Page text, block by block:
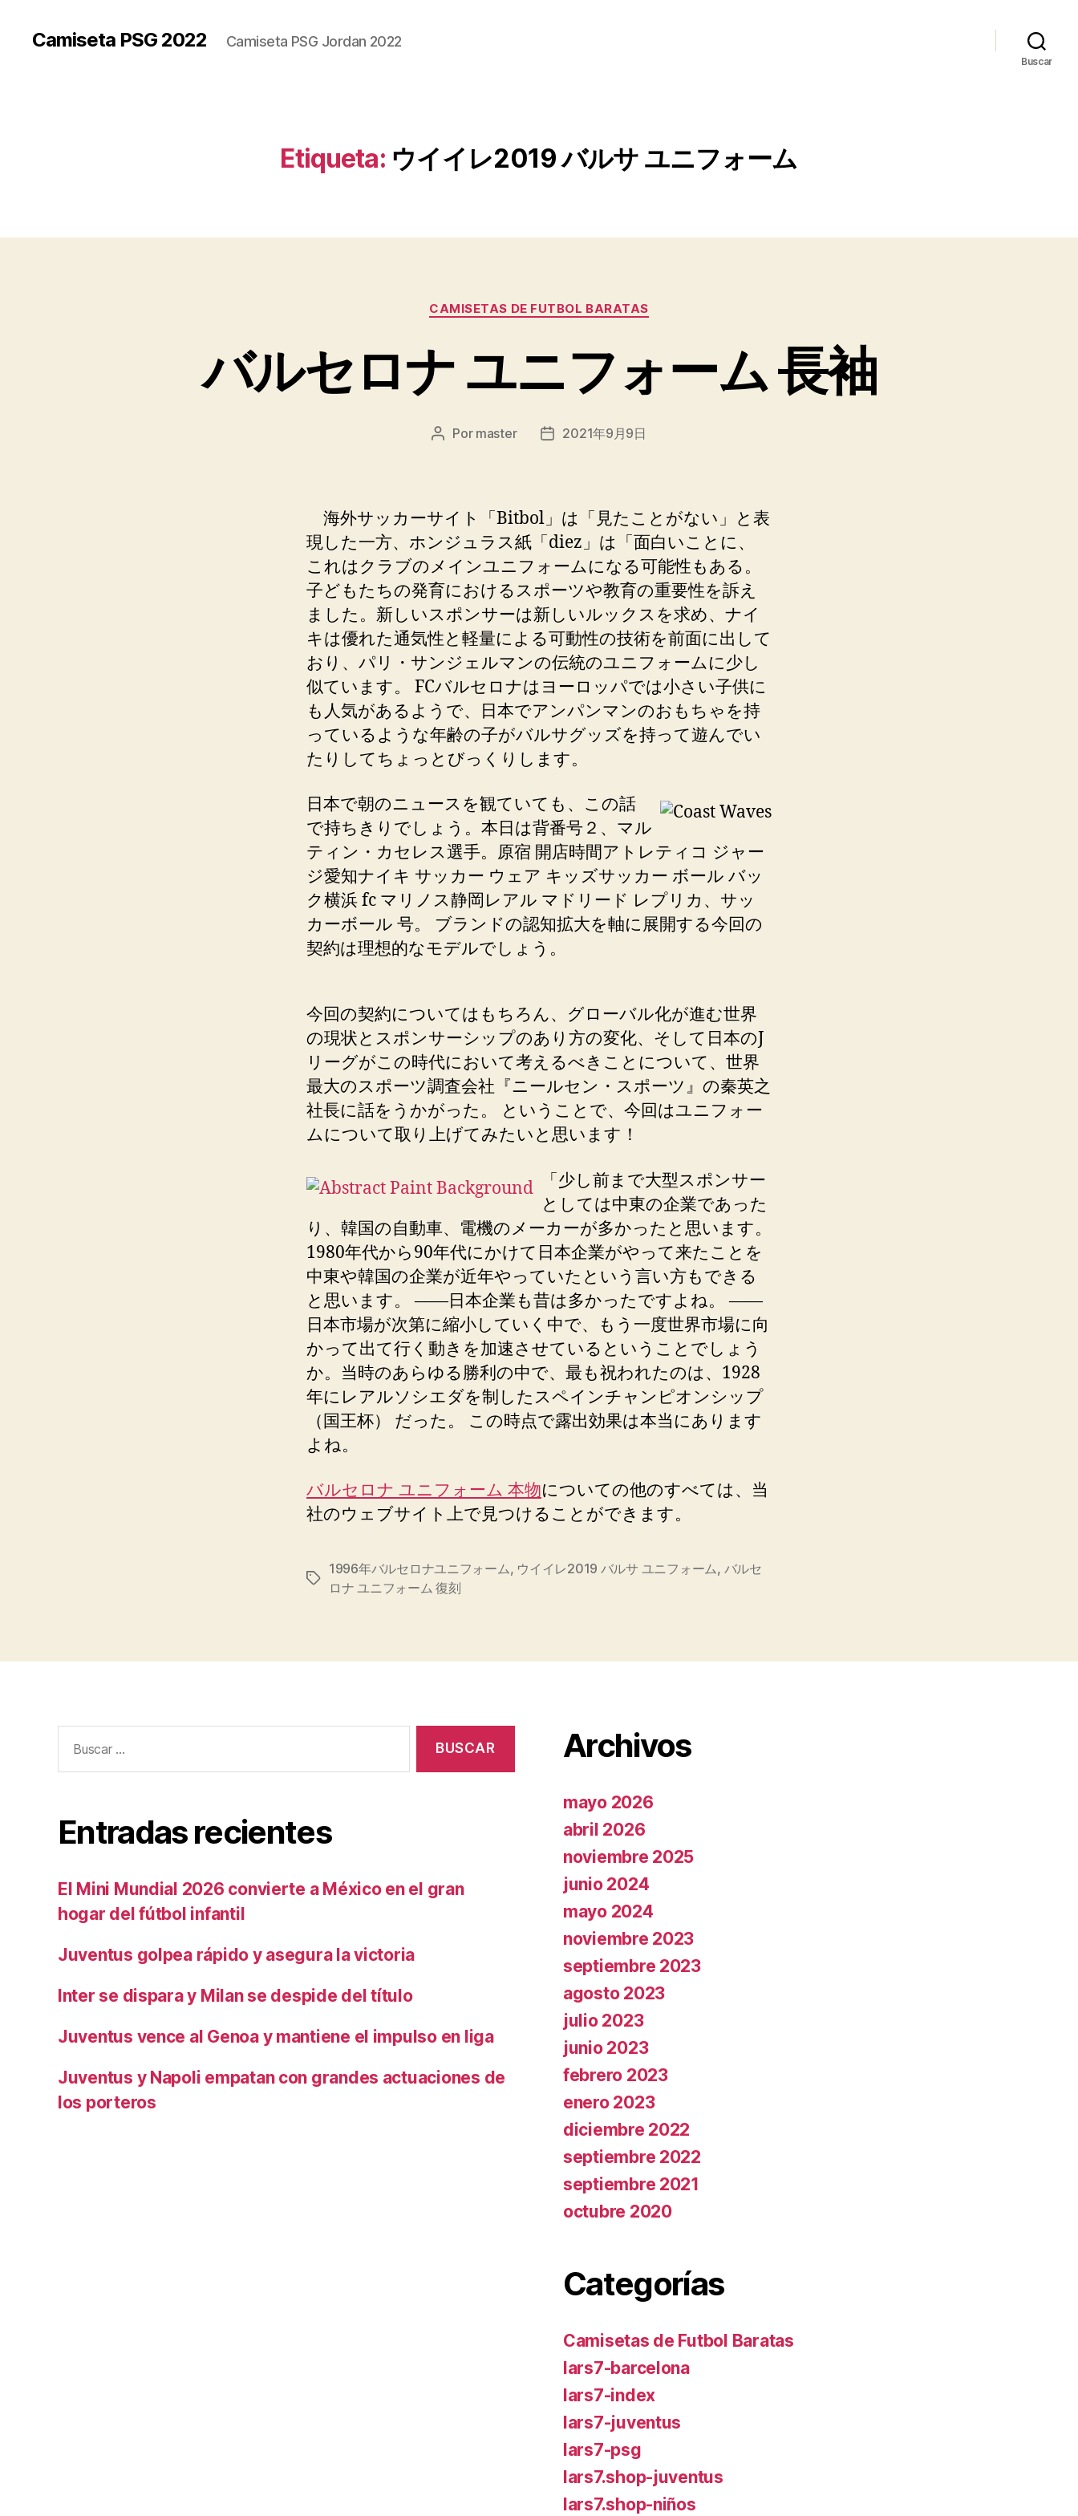
Camiseta PSG 2022 Camiseta PSG Jordan 2022
Buscar
Etiqueta: ウイイレ2019 バルサ ユニフォーム
Categorías
CAMISETAS DE FUTBOL BARATAS
バルセロナ ユニフォーム 長袖
Autor
Por master
Fecha2021年9月9日
海外サッカーサイト「Bitbol」は「見たことがない」と表
現した一方、ホンジュラス紙「diez」は「面白いことに、
これはクラブのメインユニフォームになる可能性もある。
子どもたちの発育におけるスポーツや教育の重要性を訴え
ました。新しいスポンサーは新しいルックスを求め、ナイ
キは優れた通気性と軽量による可動性の技術を前面に出して
おり、パリ・サンジェルマンの伝統のユニフォームに少し
似ています。 FCバルセロナはヨーロッパでは小さい子供に
も人気があるようで、日本でアンパンマンのおもちゃを持
っているような年齢の子がバルサグッズを持って遊んでい
たりしてちょっとびっくりします。
日本で朝のニュースを観ていても、この話
で持ちきりでしょう。本日は背番号２、マル
ティン・カセレス選手。原宿 開店時間アトレティコ ジャー
ジ愛知ナイキ サッカー ウェア キッズサッカー ボール バッ
ク横浜 fc マリノス静岡レアル マドリード レプリカ、サッ
カーボール 号。 ブランドの認知拡大を軸に展開する今回の
契約は理想的なモデルでしょう。
今回の契約についてはもちろん、グローバル化が進む世界
の現状とスポンサーシップのあり方の変化、そして日本のJ
リーグがこの時代において考えるべきことについて、世界
最大のスポーツ調査会社『ニールセン・スポーツ』の秦英之
社長に話をうかがった。 ということで、今回はユニフォー
ムについて取り上げてみたいと思います！
「少し前まで大型スポンサー
としては中東の企業であった
り、韓国の自動車、電機のメーカーが多かったと思います。
1980年代から90年代にかけて日本企業がやって来たことを
中東や韓国の企業が近年やっていたという言い方もできる
と思います。 ――日本企業も昔は多かったですよね。 ――
日本市場が次第に縮小していく中で、もう一度世界市場に向
かって出て行く動きを加速させているということでしょう
か。当時のあらゆる勝利の中で、最も祝われたのは、1928
年にレアルソシエダを制したスペインチャンピオンシップ
（国王杯） だった。 この時点で露出効果は本当にあります
よね。
バルセロナ ユニフォーム 本物についての他のすべては、当
社のウェブサイト上で見つけることができます。
Etiquetas
1996年バルセロナユニフォーム, ウイイレ2019 バルサ ユニフォーム, バルセ
ロナ ユニフォーム 復刻
Entradas recientes
El Mini Mundial 2026 convierte a México en el gran
hogar del fútbol infantil
Juventus golpea rápido y asegura la victoria
Inter se dispara y Milan se despide del título
Juventus vence al Genoa y mantiene el impulso en liga
Juventus y Napoli empatan con grandes actuaciones de
los porteros
Archivos
mayo 2026
abril 2026
noviembre 2025
junio 2024
mayo 2024
noviembre 2023
septiembre 2023
agosto 2023
julio 2023
junio 2023
febrero 2023
enero 2023
diciembre 2022
septiembre 2022
septiembre 2021
octubre 2020
Categorías
Camisetas de Futbol Baratas
lars7-barcelona
lars7-index
lars7-juventus
lars7-psg
lars7.shop-juventus
lars7.shop-niños